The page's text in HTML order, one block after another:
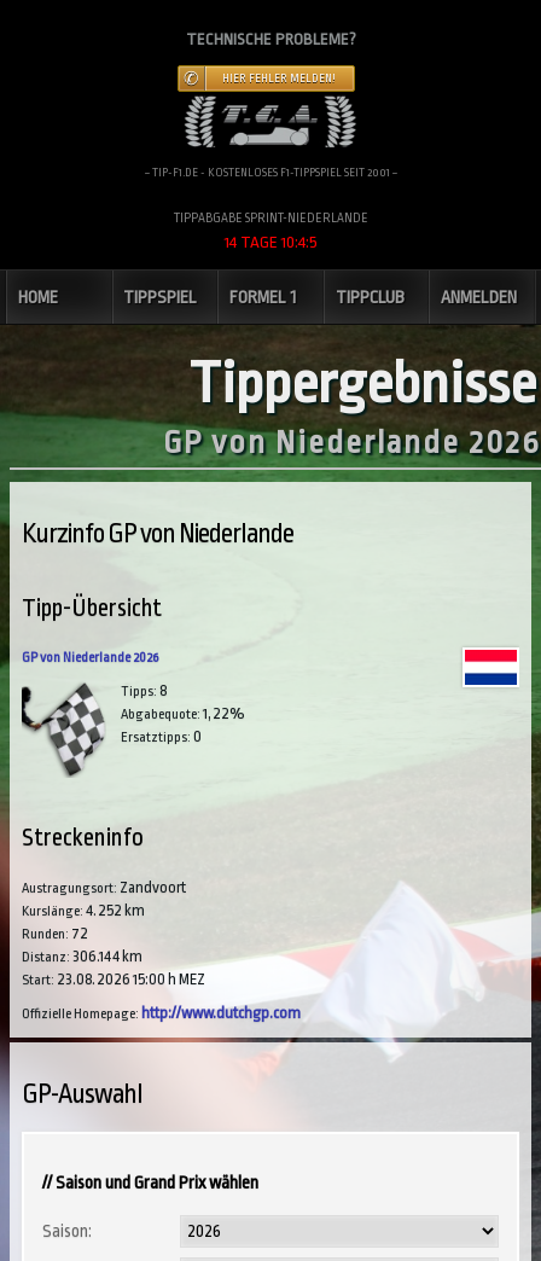
TECHNISCHE PROBLEME?
HIER FEHLER MELDEN!
~ TIP-F1.DE - KOSTENLOSES F1-TIPPSPIEL SEIT 2001 ~
TIPPABGABE SPRINT-NIEDERLANDE
14 TAGE 10:4:4
HOME TIPPSPIEL FORMEL 1 TIPPCLUB ANMELDEN
Tippergebnisse
GP von Niederlande 2026
Kurzinfo GP von Niederlande
Tipp-Übersicht
GP von Niederlande 2026
Tipps: 8
Abgabequote:1,22%
Ersatztipps: 0
Streckeninfo
Austragungsort: Zandvoort
Kurslänge: 4.252 km
Runden: 72
Distanz: 306.144 km
Start: 23.08.2026 15:00 h MEZ
Offizielle Homepage: http://www.dutchgp.com
GP-Auswahl
// Saison und Grand Prix wählen
Saison: